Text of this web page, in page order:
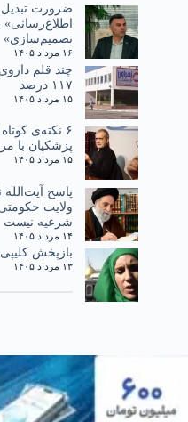
ضرورت
اطلاع‌رسانی»
تصمیم‌سازی»
۱۶ مرداد ۱۴۰۵
۱۱۷ درصد
۱۵ مرداد ۱۴۰۵
پزشکیان با
۱۵ مرداد ۱۴۰۵
پاسخ
ولایت
شرعیه نیست
۱۴ مرداد ۱۴۰۵
بازپخش
۱۳ مرداد ۱۴۰۵